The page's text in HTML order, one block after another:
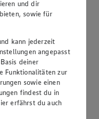
und dir
sowie für
kann jederzeit
angepasst
deiner
Funktionalitäten zur
sowie einen
findest du in
erfährst du auch